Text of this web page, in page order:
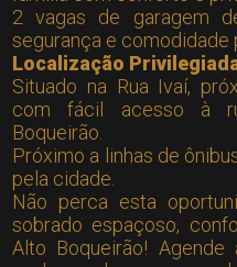
2 vagas de garagem
segurança e comodidade
Localização
Situado na Rua Ivaí,
com fácil acesso à
Boqueirão.
Próximo a linhas de
pela cidade.
Não perca esta
sobrado espaçoso,
Alto Boqueirão!